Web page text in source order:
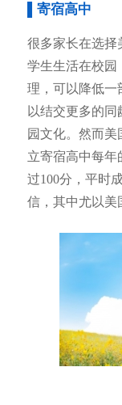
▌寄宿高中
很多家长在选择
学生生活在校园
理，可以降低一
以结交更多的
园文化。然而
立寄宿高中每年
过100分，平时
信，其中尤以美